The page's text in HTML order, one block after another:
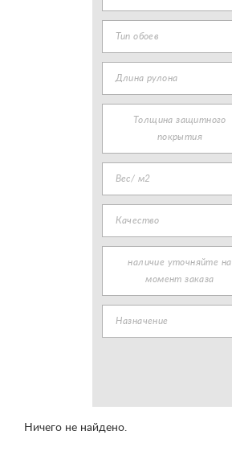
Тип обоев
Длина рулона
Толщина защитного
покрытия
Вес/ м2
Качество
наличие уточняйте на
момент заказа
Назначение
Ничего не найдено.